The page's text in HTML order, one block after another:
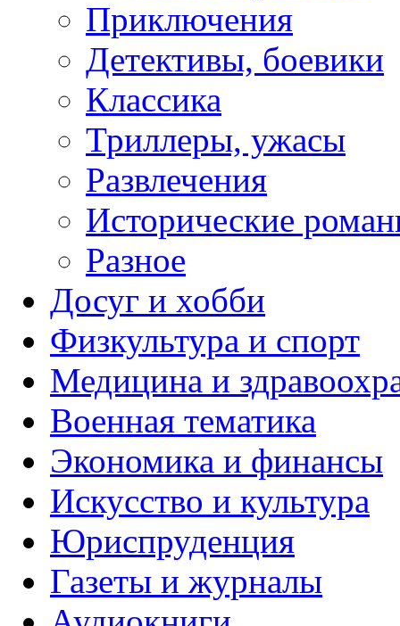
Приключения
Детективы, боевики
Классика
Триллеры, ужасы
Развлечения
Исторические
Разное
Досуг и хобби
Физкультура и спорт
Медицина и
Военная тематика
Экономика и финансы
Искусство и культура
Юриспруденция
Газеты и журналы